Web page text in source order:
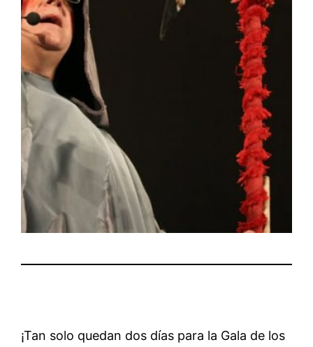
¡Tan solo quedan dos días para la Gala de los